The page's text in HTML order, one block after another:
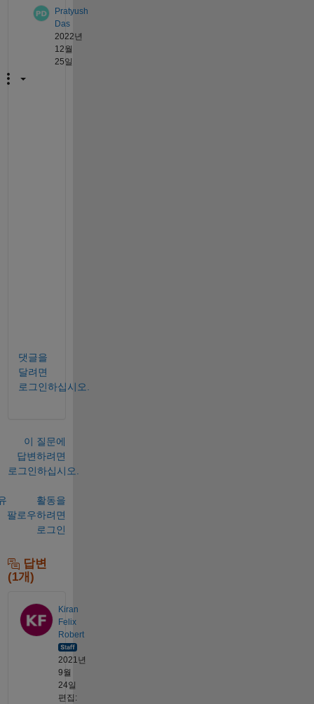
Pratyush
Das
2022년
12월
25일
댓글을
달려면
로그인하십시오.
이 질문에
답변하려면
로그인하십시오.
활동을
팔로우하려면
로그인
답변
(1개)
Kiran
Felix
Robert
2021년
9월
24일
편집: